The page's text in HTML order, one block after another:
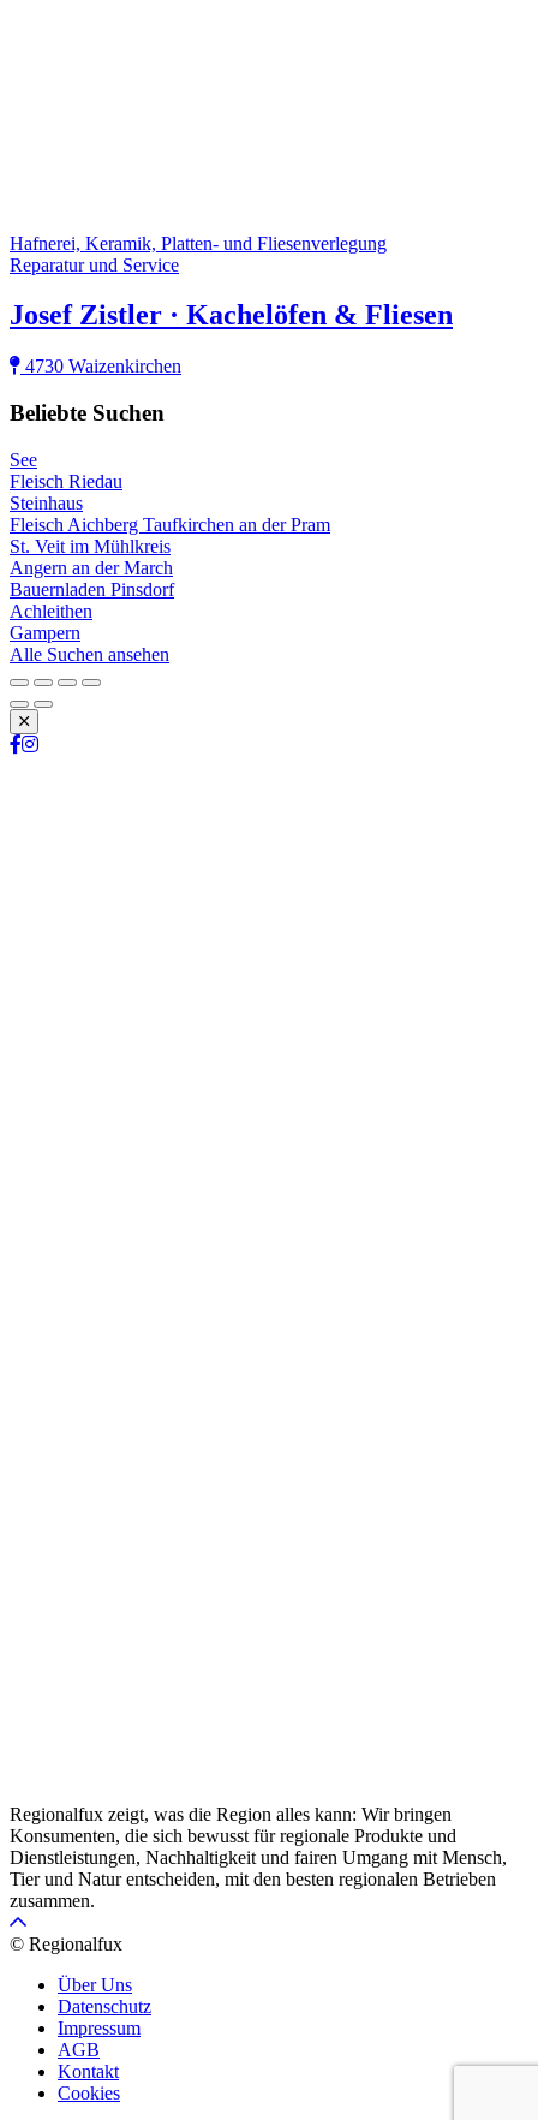
Hafnerei, Keramik, Platten- und Fliesenverlegung
Reparatur und Service
Josef Zistler · Kachelöfen & Fliesen
4730 Waizenkirchen
Beliebte Suchen
See
Fleisch Riedau
Steinhaus
Fleisch Aichberg Taufkirchen an der Pram
St. Veit im Mühlkreis
Angern an der March
Bauernladen Pinsdorf
Achleithen
Gampern
Alle Suchen ansehen
Schließen
Regionalfux zeigt, was die Region alles kann: Wir bringen
Konsumenten, die sich bewusst für regionale Produkte und
Dienstleistungen, Nachhaltigkeit und fairen Umgang mit Mensch,
Tier und Natur entscheiden, mit den besten regionalen Betrieben
zusammen.
© Regionalfux
Über Uns
Datenschutz
Impressum
AGB
Kontakt
Cookies